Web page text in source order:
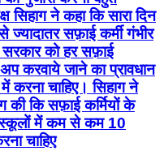
सिहाग ने कहा कि सारा दिन
सफ़ाई कर्मी गंभीर
सरकार को हर सफ़ाई
करवाये जाने का प्रावधान
करना चाहिए। सिहाग ने
कि सफ़ाई कर्मियों के
स्कूलों में कम से कम 10
चाहिए